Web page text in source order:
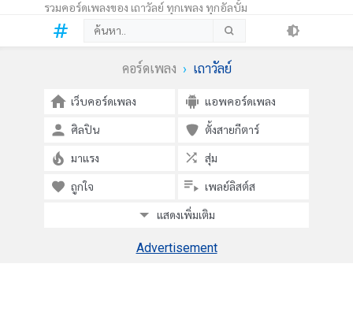
รวมคอร์ดเพลงของ เถาวัลย์ ทุกเพลง ทุกอัลบั้ม
คอร์ดเพลง เถาวัลย์
เว็บคอร์ดเพลง แอพคอร์ดเพลง
ศิลปิน ตั้งสายกีตาร์
มาแรง สุ่ม
ถูกใจ เพลย์ลิสต์ส
แสดงเพิ่มเติม
Advertisement